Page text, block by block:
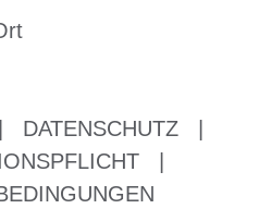
DATENSCHUTZ